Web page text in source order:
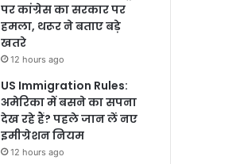
पर कांग्रेस का सरकार पर
हमला, थरूर ने बताए बड़े
खतरे
12 hours ago
US Immigration Rules:
अमेरिका में बसने का सपना
देख रहे हैं? पहले जान लें नए
इमीग्रेशन नियम
12 hours ago